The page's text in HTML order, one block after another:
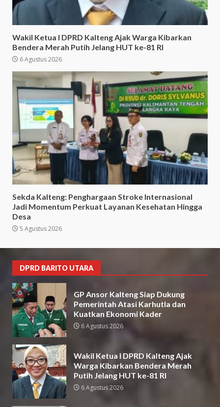
Wakil Ketua I DPRD Kalteng Ajak Warga Kibarkan
Bendera Merah Putih Jelang HUT ke-81 RI
6 Agustus 2026
Sekda Kalteng: Penghargaan Stroke Internasional
Jadi Momentum Perkuat Layanan Kesehatan Hingga
Desa
5 Agustus 2026
DPRD BARITO UTARA
GP Ansor Kalteng Siap Dukung
Pemerintah Atasi Karhutla dan
Kuatkan Ekonomi Kader
6 Agustus 2026
Wakil Ketua I DPRD Kalteng Ajak
Warga Kibarkan Bendera Merah
Putih Jelang HUT ke-81 RI
6 Agustus 2026